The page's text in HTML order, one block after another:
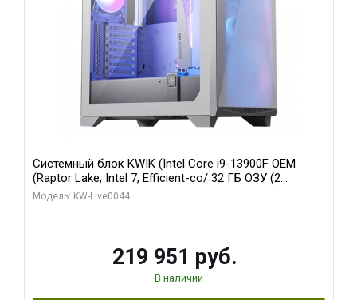
Системный блок KWIK (Intel Core i9-13900F OEM
(Raptor Lake, Intel 7, Efficient-co/ 32 ГБ ОЗУ (2
модуля)/ Gigabyte RTX5070Ti AERO OC 16GB GDDR7
Модель: KW-Live0044
219 951 руб.
В наличии